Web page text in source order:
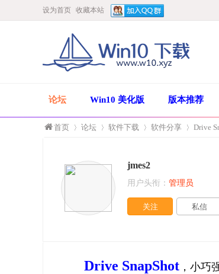
设为首页 收藏本站
论坛 Win10 美化版 版本推荐
首页
»
论坛 软件下载
›
软件分享
›
Drive
jmes2
用户头衔： 管理员
关注 私信
Drive SnapShot ，小巧